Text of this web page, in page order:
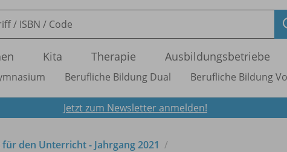
Kita Therapie Ausbildungsbetriebe
Berufliche Bildung Dual Berufliche Bildung
Jetzt zum Newsletter anmelden!
den Unterricht - Jahrgang 2021